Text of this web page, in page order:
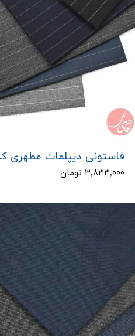
فاستونی دیپلمات مطهری کد
۳,۸۳۳,۰۰۰ تومان